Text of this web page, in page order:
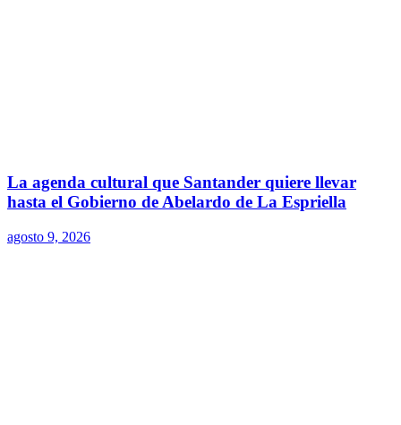
La agenda cultural que Santander quiere llevar
hasta el Gobierno de Abelardo de La Espriella
agosto 9, 2026